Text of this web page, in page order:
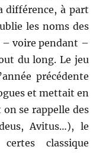
différence, à part
les noms des
voire pendant –
du long. Le jeu
précédente
et mettait en
on se rappelle des
Avitus…), le
classique